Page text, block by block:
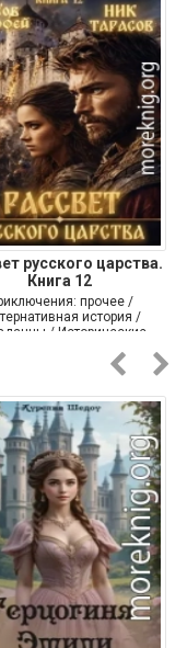
русского царства.
Книга 12
прочее /
история /
/ Исторические